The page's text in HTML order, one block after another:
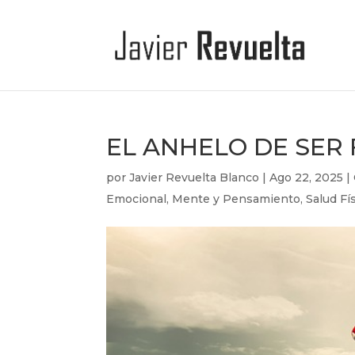
EL ANHELO DE SER
porJavier Revuelta Blanco |Ago 22, 2025 |
Emocional, Mente y Pensamiento,Salud